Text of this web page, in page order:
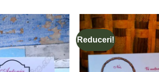
Add to
wishlist
Reduceri!